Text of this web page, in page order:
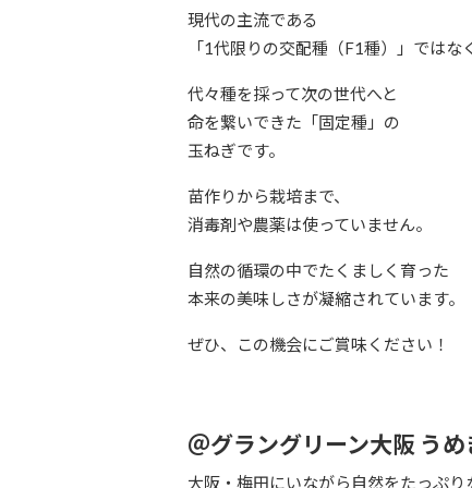
現代の主流である
「1代限りの交配種（F1種）」ではな
代々種を採って次の世代へと
命を繋いできた「固定種」の
玉ねぎです。
苗作りから栽培まで、
消毒剤や農薬は使っていません。
自然の循環の中でたくましく育った
本来の美味しさが凝縮されています。
ぜひ、この機会にご賞味ください！
＠グラングリーン大阪 う
大阪・梅田にいながら自然をたっぷ